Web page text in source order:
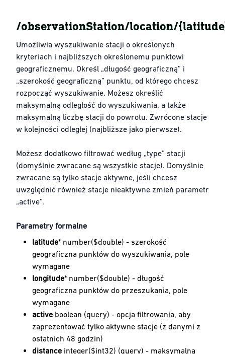
/observationStation/location/
Umożliwia wyszukiwanie stacji o określonych
kryteriach i najbliższych określonemu punktowi
geograficznemu. Określ „długość geograficzną” i
„szerokość geograficzną” punktu, od którego chcesz
rozpocząć wyszukiwanie. Możesz określić
maksymalną odległość do wyszukiwania, a także
maksymalną liczbę stacji do powrotu. Zwrócone stacje
w kolejności odległej (najbliższe jako pierwsze).
Możesz dodatkowo filtrować według „type” stacji
(domyślnie zwracane są wszystkie stacje). Domyślnie
zwracane są tylko stacje aktywne, jeśli chcesz
uwzględnić również stacje nieaktywne zmień parametr
„active”.
Parametry formalne
latitude* number($double) - szerokość
geograficzna punktów do wyszukiwania, pole
wymagane
longitude* number($double) - długość
geograficzna punktów do przeszukania, pole
wymagane
active boolean (query) - opcja filtrowania, aby
zaprezentować tylko aktywne stacje (z danymi z
ostatnich 48 godzin)
distance integer($int32) (query) - maksymalna